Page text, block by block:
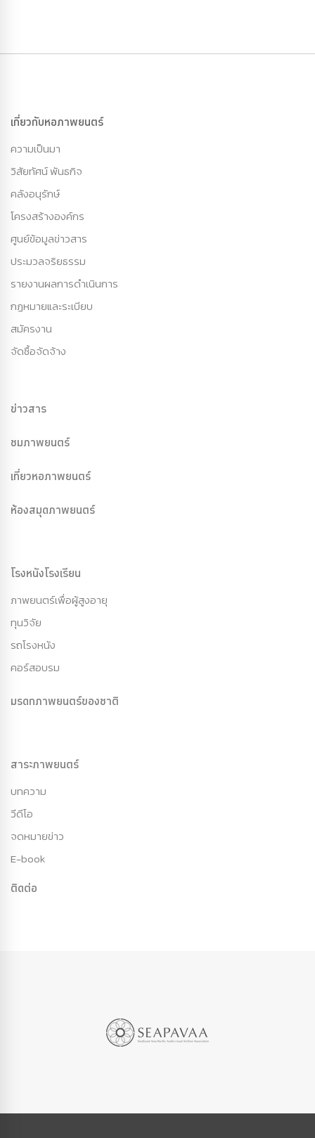
เกี่ยวกับหอภาพยนตร์
ความเป็นมา
วิสัยทัศน์ พันธกิจ
คลังอนุรักษ์
โครงสร้างองค์กร
ศูนย์ข้อมูลข่าวสาร
ประมวลจริยธรรม
รายงานผลการดำเนินการ
กฏหมายและระเบียบ
สมัครงาน
จัดซื้อจัดจ้าง
ข่าวสาร
ชมภาพยนตร์
เที่ยวหอภาพยนตร์
ห้องสมุดภาพยนตร์
โรงหนังโรงเรียน
ภาพยนตร์เพื่อผู้สูงอายุ
ทุนวิจัย
รถโรงหนัง
คอร์สอบรม
มรดกภาพยนตร์ของชาติ
สาระภาพยนตร์
บทความ
วีดีโอ
จดหมายข่าว
E-book
ติดต่อ